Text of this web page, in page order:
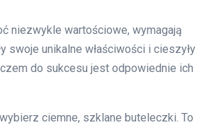
niezwykle wartościowe, wymagają
swoje unikalne właściwości i cieszyły
do sukcesu jest odpowiednie ich
ciemne, szklane buteleczki. To